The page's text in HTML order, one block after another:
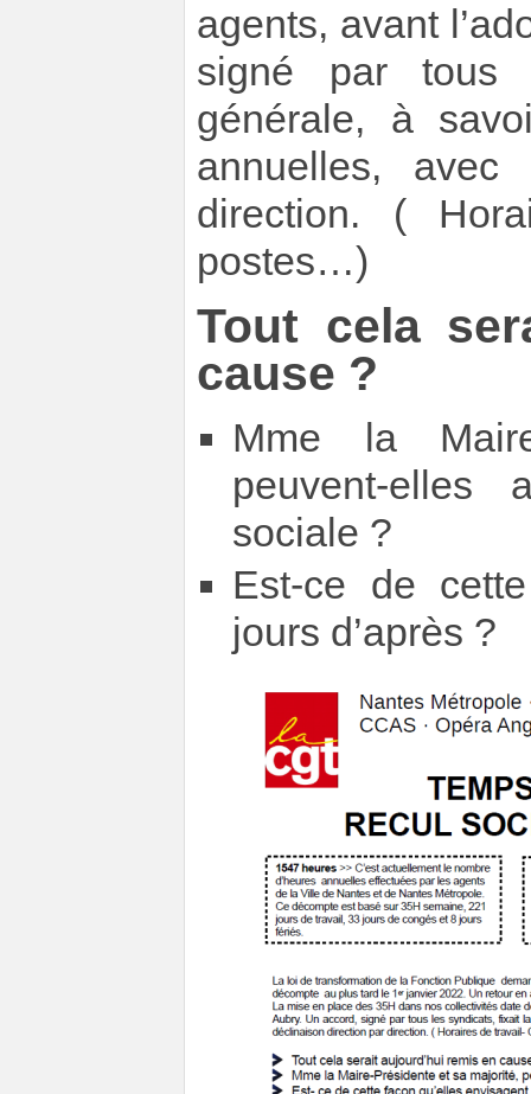
agents, avant
signé par tous
générale, à
annuelles, avec
direction. (
postes…)
Tout cela
cause ?
Mme la
peuvent-elles
sociale ?
Est-ce de
jours d’après ?